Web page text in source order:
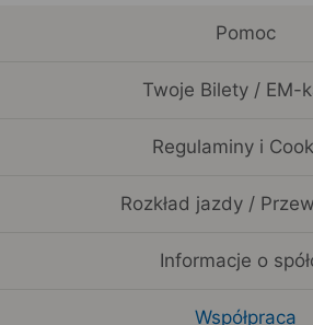
Pomoc
Twoje Bilety / EM-
Regulaminy i
Rozkład jazdy /
Informacje o
Współpraca